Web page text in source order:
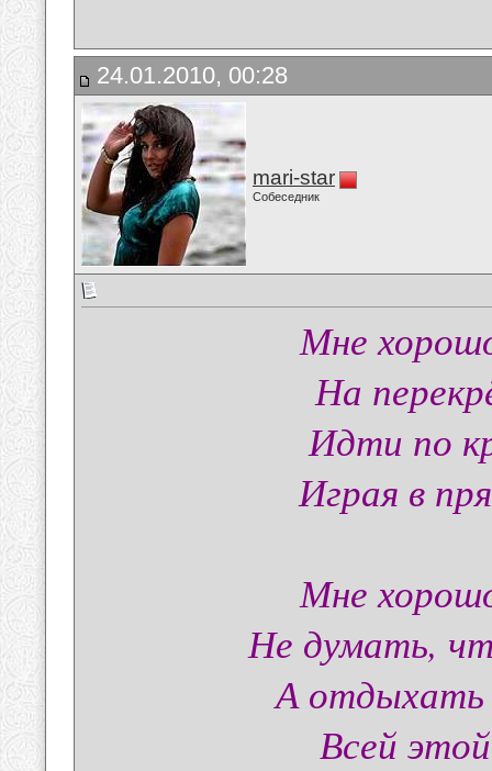
24.01.2010, 00:28
mari-star
Собеседник
Мне
На
Идти по
Играя в
Мне
Не думать,
А отдыхать
Всей